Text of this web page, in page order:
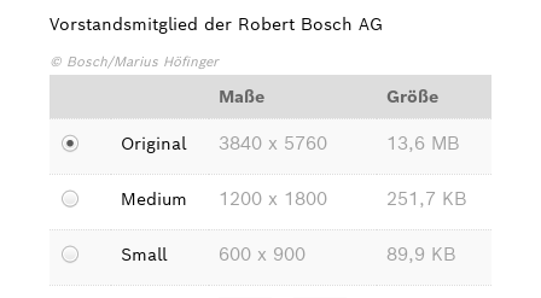
Vorstandsmitglied der Robert Bosch AG
© Bosch/Marius Höfinger
Maße Größe
Original 3840 x 5760 13,6 MB
Medium 1200 x 1800 251,7 KB
Small 600 x 900 89,9 KB